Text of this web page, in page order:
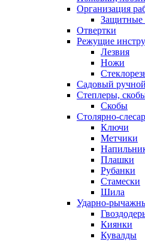
Организация
Защитные
Отвертки
Режущие
Лезвия
Ножи
Садовый
Степлеры,
Скобы
Столярно-
Ключи
Метчики
Плашки
Рубанки
Стамески
Шила
Ударно-
Киянки
Кувалды